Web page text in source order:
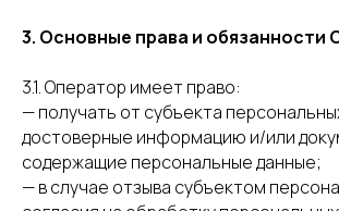
3. Основные права и обязанности
3.1. Оператор имеет право:
— получать от субъекта
достоверные информацию и/или
содержащие персональные данные;
— в случае отзыва субъектом